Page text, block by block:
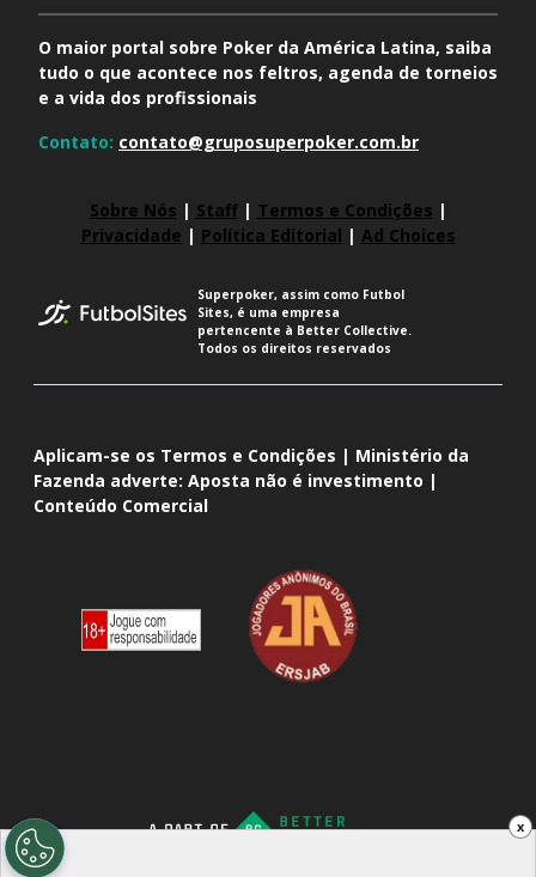
x
O maior portal sobre Poker da América Latina, saiba
tudo o que acontece nos feltros, agenda de torneios
e a vida dos profissionais
Contato: contato@gruposuperpoker.com.br
Sobre Nós | Staff| Termos e Condições |
Privacidade | Política Editorial | Ad Choices
Superpoker, assim como Futbol
Sites, é uma empresa
pertencente à Better Collective.
Todos os direitos reservados
Aplicam-se os Termos e Condições | Ministério da
Fazenda adverte: Aposta não é investimento |
Conteúdo Comercial